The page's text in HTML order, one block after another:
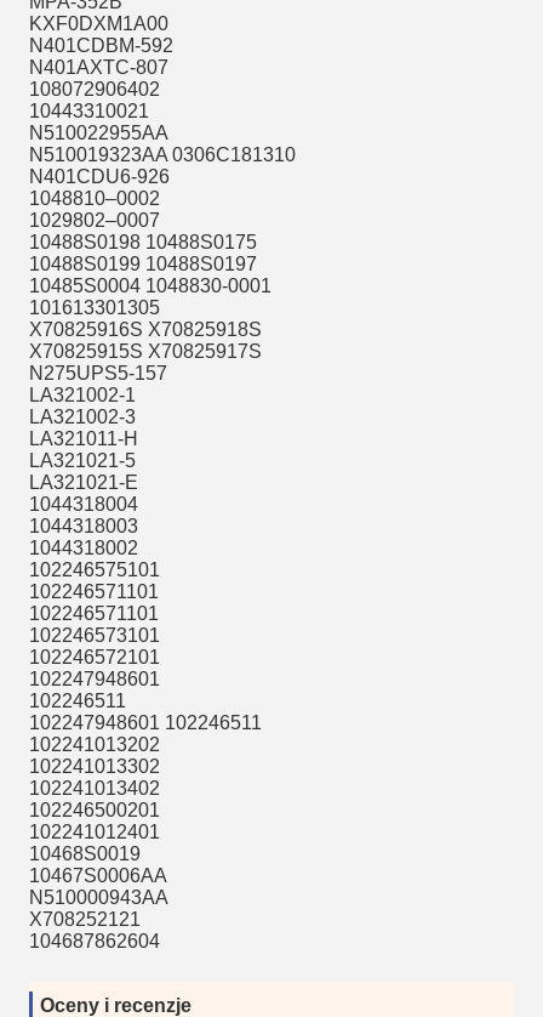
KXF0DXM1A00
N401CDBM-592
N401AXTC-807
108072906402
10443310021
N510022955AA
N510019323AA 0306C181310
N401CDU6-926
1048810–0002
1029802–0007
10488S0198 10488S0175
10488S0199 10488S0197
10485S0004 1048830-0001
101613301305
X70825916S X70825918S
X70825915S X70825917S
N275UPS5-157
LA321002-1
LA321002-3
LA321011-H
LA321021-5
LA321021-E
1044318004
1044318003
1044318002
102246575101
102246571101
102246571101
102246573101
102246572101
102247948601
102246511
102247948601 102246511
102241013202
102241013302
102241013402
102246500201
102241012401
10468S0019
10467S0006AA
N510000943AA
X708252121
104687862604
Oceny i recenzje